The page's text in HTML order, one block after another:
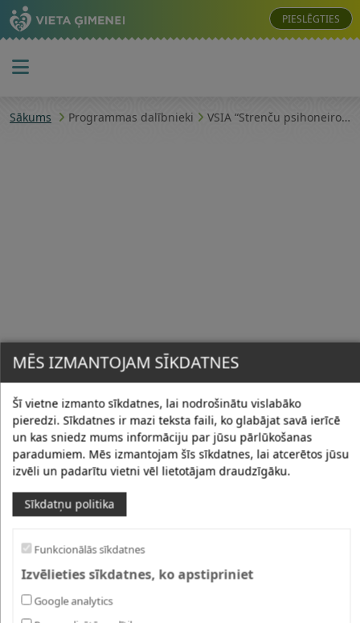
PIESLĒGTIES
Sākums Programmas dalībnieki VSIA “Strenču psihoneiroloģiskā slimnīca”
MĒS IZMANTOJAM SĪKDATNES
Šī vietne izmanto sīkdatnes, lai nodrošinātu vislabāko
pieredzi. Sīkdatnes ir mazi teksta faili, ko glabājat savā ierīcē
un kas sniedz mums informāciju par jūsu pārlūkošanas
paradumiem. Mēs izmantojam šīs sīkdatnes, lai atcerētos jūsu
izvēli un padarītu vietni vēl lietotājam draudzīgāku.
Sīkdatņu politika
Funkcionālās sīkdatnes
Izvēlieties sīkdatnes, ko apstipriniet
Google analytics